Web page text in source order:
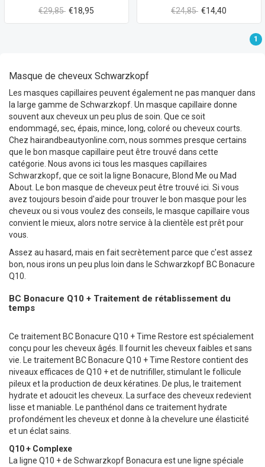
€29,85 €18,95 €24,85 €14,40
1
Masque de cheveux Schwarzkopf
Les masques capillaires peuvent également ne pas manquer dans
la large gamme de Schwarzkopf. Un masque capillaire donne
souvent aux cheveux un peu plus de soin. Que ce soit
endommagé, sec, épais, mince, long, coloré ou cheveux courts.
Chez hairandbeautyonline.com, nous sommes presque certains
que le bon masque capillaire peut être trouvé dans cette
catégorie. Nous avons ici tous les masques capillaires
Schwarzkopf, que ce soit la ligne Bonacure, Blond Me ou Mad
About. Le bon masque de cheveux peut être trouvé ici. Si vous
avez toujours besoin d'aide pour trouver le bon masque pour les
cheveux ou si vous voulez des conseils, le masque capillaire vous
convient le mieux, alors notre service à la clientèle est prêt pour
vous.
Assez au hasard, mais en fait secrètement parce que c'est assez
bon, nous irons un peu plus loin dans le Schwarzkopf BC Bonacure
Q10.
BC Bonacure Q10 + Traitement de rétablissement du
temps
Ce traitement BC Bonacure Q10 + Time Restore est spécialement
conçu pour les cheveux âgés. Il fournit les cheveux faibles et sans
vie. Le traitement BC Bonacure Q10 + Time Restore contient des
niveaux efficaces de Q10 + et de nutrifiller, stimulant le follicule
pileux et la production de deux kératines. De plus, le traitement
hydrate et adoucit les cheveux. La surface des cheveux redevient
lisse et maniable. Le panthénol dans ce traitement hydrate
profondément les cheveux et donne à la chevelure une élasticité
et un éclat sains.
Q10 + Complexe
La ligne Q10 + de Schwarzkopf Bonacura est une ligne spéciale